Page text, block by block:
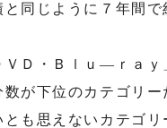
同じように７年間
Ｄ・Ｂｌｕ―ｒａｙ
が下位のカテゴリ
も思えないカテゴリ